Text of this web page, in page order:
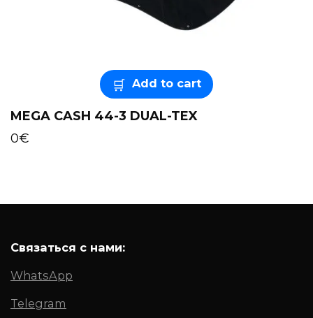
Add to cart
MEGA CASH 44-3 DUAL-TEX
0€
Связаться с нами:
WhatsApp
Telegram